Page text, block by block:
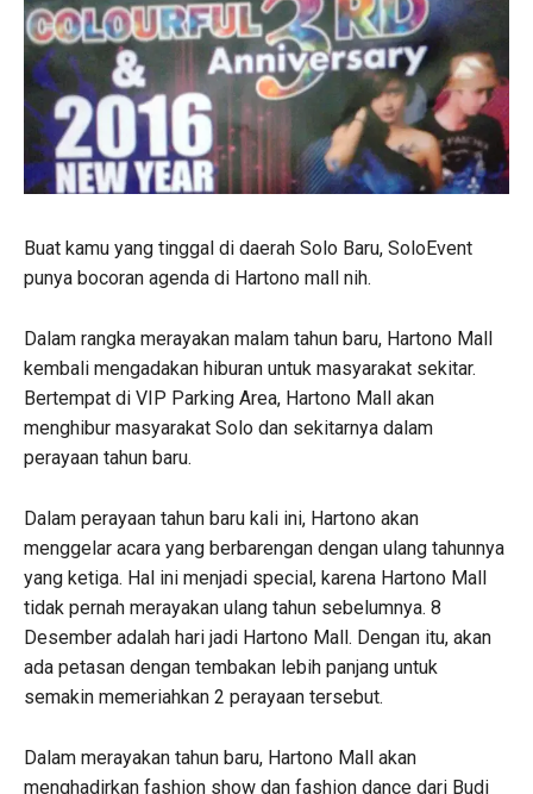
Buat kamu yang tinggal di daerah Solo Baru, SoloEvent
punya bocoran agenda di Hartono mall nih.
Dalam rangka merayakan malam tahun baru, Hartono Mall
kembali mengadakan hiburan untuk masyarakat sekitar.
Bertempat di VIP Parking Area, Hartono Mall akan
menghibur masyarakat Solo dan sekitarnya dalam
perayaan tahun baru.
Dalam perayaan tahun baru kali ini, Hartono akan
menggelar acara yang berbarengan dengan ulang tahunnya
yang ketiga. Hal ini menjadi special, karena Hartono Mall
tidak pernah merayakan ulang tahun sebelumnya. 8
Desember adalah hari jadi Hartono Mall. Dengan itu, akan
ada petasan dengan tembakan lebih panjang untuk
semakin memeriahkan 2 perayaan tersebut.
Dalam merayakan tahun baru, Hartono Mall akan
menghadirkan fashion show dan fashion dance dari Budi